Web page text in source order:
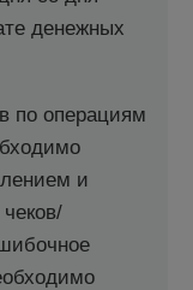
денежных
по операциям
и